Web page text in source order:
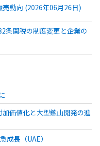
動向 (2026年06月26日)
条関税の制度変更と企業の
価値化と大型鉱山開発の進
成長（UAE）